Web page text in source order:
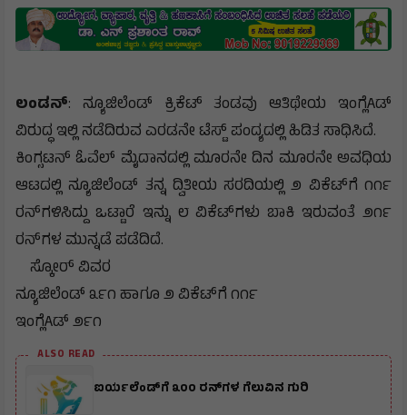
ಲಂಡನ್: ನ್ಯೂಜಿಲೆಂಡ್ ಕ್ರಿಕೆಟ್ ತಂಡವು ಆತಿಥೇಯ ಇಂಗ್ಲೆAಡ್
ವಿರುದ್ಧ ಇಲ್ಲಿ ನಡೆದಿರುವ ಎರಡನೇ ಟೆಸ್ಟ್ ಪಂದ್ಯದಲ್ಲಿ ಹಿಡಿತ ಸಾಧಿಸಿದೆ.
ಕಿಂಗ್ಸಟನ್ ಓವೆಲ್ ಮೈದಾನದಲ್ಲಿ ಮೂರನೇ ದಿನ ಮೂರನೇ ಅವಧಿಯ
ಆಟದಲ್ಲಿ ನ್ಯೂಜಿಲೆಂಡ್ ತನ್ನ ದ್ವಿತೀಯ ಸರದಿಯಲ್ಲಿ ೨ ವಿಕೆಟ್‌ಗೆ ೧೧೯
ರನ್‌ಗಳಿಸಿದ್ದು ಒಟ್ಟಾರೆ ಇನ್ನು ೮ ವಿಕೆಟ್‌ಗಳು ಬಾಕಿ ಇರುವಂತೆ ೨೧೯
ರನ್‌ಗಳ ಮುನ್ನಡೆ ಪಡೆದಿದೆ.
ಸ್ಕೋರ್ ವಿವರ
ನ್ಯೂಜಿಲೆಂಡ್ ೩೯೧ ಹಾಗೂ ೨ ವಿಕೆಟ್‌ಗೆ ೧೧೯
ಇಂಗ್ಲೆAಡ್ ೨೯೧
ALSO READ
ಐರ್ಯಲೆಂಡ್‌ಗೆ ೩೦೦ ರನ್‌ಗಳ ಗೆಲುವಿನ ಗುರಿ